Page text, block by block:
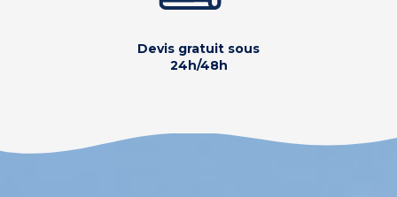
Devis gratuit sous
24h/48h